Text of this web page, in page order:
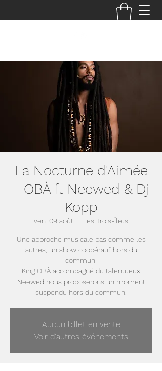
La Nocturne d'Aimée
- OBÀ ft Neewed & Dj
Kopp
ven. 09 août
  |
Les Trois-Îlets
Une approche musicale pas comme les
autres, un show coopératif hors du
commun!
King OBÀ accompagné du talentueux
Neewed nous proposerons un moment
suspendu hors du commun.
Aucun billet en vente
Voir d'autres événements